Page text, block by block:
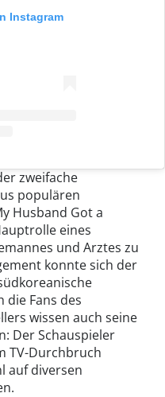
Instagram
zweifache
populären
Husband Got a
eines
und Arztes zu
konnte sich der
die Fans des
wissen auch seine
Der Schauspieler
TV-Durchbruch
auf diversen